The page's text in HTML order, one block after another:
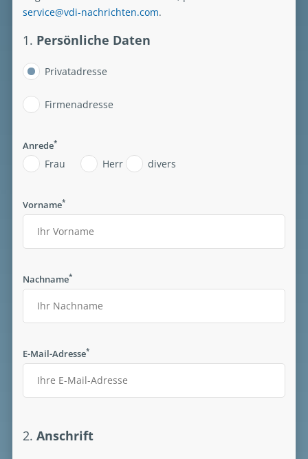
service@vdi-nachrichten.com.
1. Persönliche Daten
Privatadresse
Firmenadresse
Anrede*
Frau Herr divers
Vorname*
Nachname*
E-Mail-Adresse*
2. Anschrift